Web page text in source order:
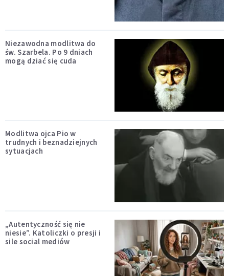
Niezawodna modlitwa do
św. Szarbela. Po 9 dniach
mogą dziać się cuda
Modlitwa ojca Pio w
trudnych i beznadziejnych
sytuacjach
„Autentyczność się nie
niesie”. Katoliczki o presji i
sile social mediów